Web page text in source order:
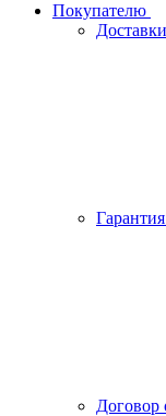
Покупателю
Договор